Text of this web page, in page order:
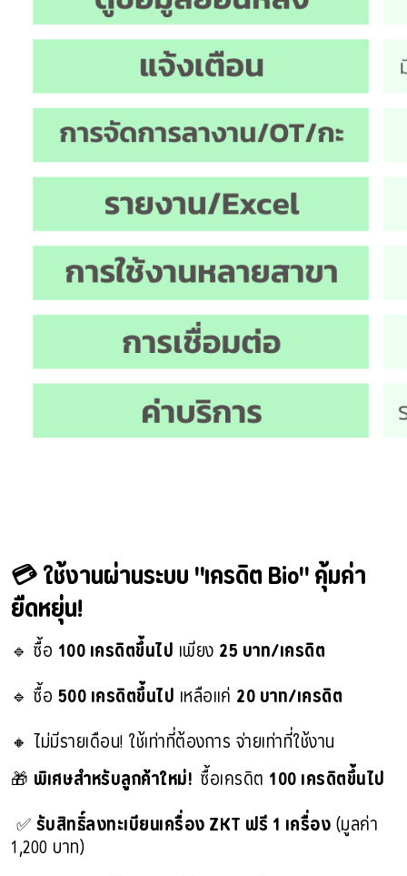
💳 ใช้งานผ่านระบบ "เครดิต Bio" คุ้มค่า
ยืดหยุ่น!
🔹 ซื้อ 100 เครดิตขึ้นไป เพียง
🔹 ซื้อ 500 เครดิตขึ้นไป เหลือแค่
🔸 ไม่มีรายเดือน! ใช้เท่าที่ต้องการ จ่ายเท่าที่ใช้งาน
🎁 พิเศษสำหรับลูกค้าใหม่! ซื้อเครดิต
✅ รับสิทธิ์ลงทะเบียนเครื่อง ZKT ฟรี 1 เครื่อง (มูลค่า